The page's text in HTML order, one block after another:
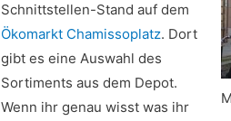
Schnittstellen-Stand auf dem
Ökomarkt Chamissoplatz. Dort
gibt es eine Auswahl des
Sortiments aus dem Depot.
Wenn ihr genau wisst was ihr